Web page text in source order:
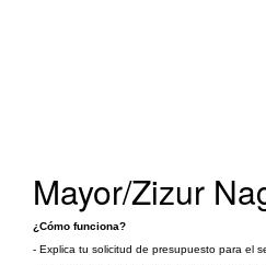
Mayor/Zizur
¿Cómo funciona?
- Explica tu solicitud de presupuesto para el